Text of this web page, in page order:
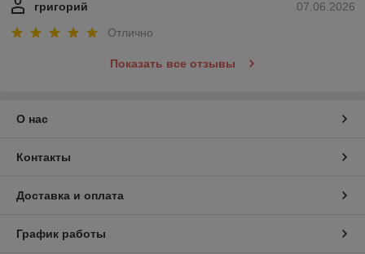
07.06.2026
григорий
Отлично
Показать все отзывы
О нас
Контакты
Доставка и оплата
График работы